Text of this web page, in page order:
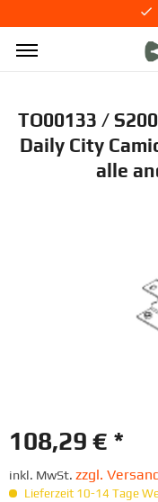
TO00133 /
Daily City
alle
108,29 € *
inkl. MwSt. zzgl.
Lieferzeit 10-14 Tage